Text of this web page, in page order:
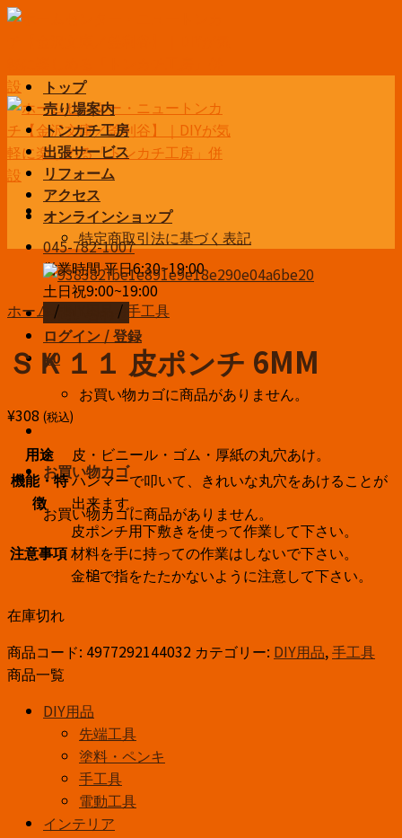
Skip
045-782-1007
営業時間 平日6:30~19:00
土日祝9:00~19:00
お問い合わせ
ログイン / 登録
¥0
お買い物カゴに商品がありません。
お買い物カゴ
お買い物カゴに商品がありません。
トップ
売り場案内
トンカチ工房
出張サービス
リフォーム
アクセス
オンラインショップ
特定商取引法に基づく表記
ホーム / / 手工具
ＳＫ１１ 皮ポンチ 6MM
¥308 (税込)
用途
皮・ビニール・ゴム・厚紙の丸穴あけ。
機能・特
徴
ハンマーで叩いて、きれいな丸穴をあけることが
出来ます。
注意事項
皮ポンチ用下敷きを使って作業して下さい。
材料を手に持っての作業はしないで下さい。
金槌で指をたたかないように注意して下さい。
在庫切れ
商品コード: 4977292144032 カテゴリー: DIY用品,手工具
商品一覧
DIY用品
先端工具
塗料・ペンキ
手工具
電動工具
インテリア